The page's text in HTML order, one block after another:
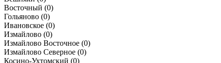
Восточный (0)
Гольяново (0)
Ивановское (0)
Измайлово (0)
Измайлово Восточное (0)
Измайлово Северное (0)
Косино-Ухтомский (0)